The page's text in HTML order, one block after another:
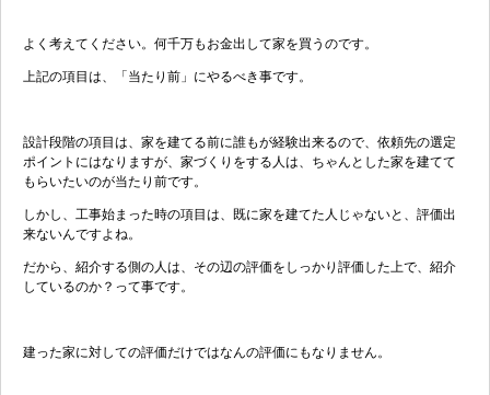
よく考えてください。何千万もお金出して家を買うのです。
上記の項目は、「当たり前」にやるべき事です。
設計段階の項目は、家を建てる前に誰もが経験出来るので、依頼先の選定
ポイントにはなりますが、家づくりをする人は、ちゃんとした家を建てて
もらいたいのが当たり前です。
しかし、工事始まった時の項目は、既に家を建てた人じゃないと、評価出
来ないんですよね。
だから、紹介する側の人は、その辺の評価をしっかり評価した上で、紹介
しているのか？って事です。
建った家に対しての評価だけではなんの評価にもなりません。